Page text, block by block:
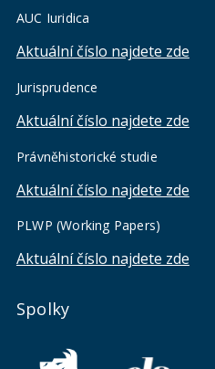
AUC Iuridica
Aktuální číslo najdete zde
Jurisprudence
Aktuální číslo najdete zde
Právněhistorické studie
Aktuální číslo najdete zde
PLWP (Working Papers)
Aktuální číslo najdete zde
Spolky